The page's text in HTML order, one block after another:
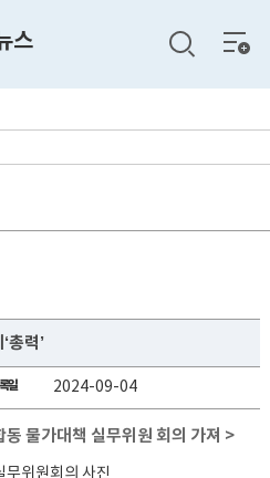
스
전체
메뉴
총력’
일 2024-09-04
물가대책 실무위원 회의 가져 >